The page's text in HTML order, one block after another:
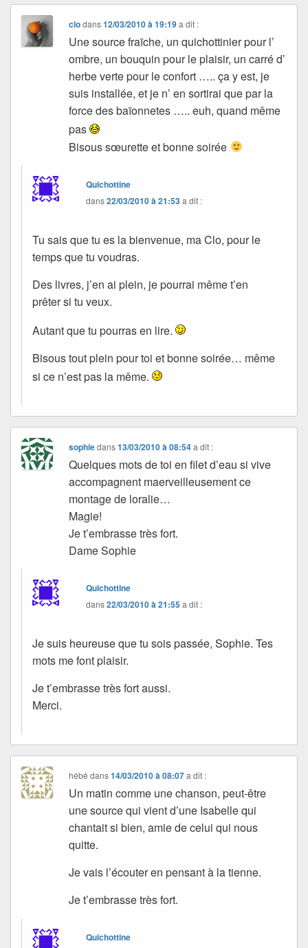
clodans12/03/2010 à 19:19 a dit :
Une source fraïche, un quichottinier pour l’
ombre, un bouquin pour le plaisir, un carré d’
herbe verte pour le confort ….. ça y est, je
suis installée, et je n’ en sortirai que par la
force des baïonnetes ….. euh, quand même
pas
Bisous sœurette et bonne soirée
Quichottine
dans22/03/2010 à 21:53a dit :
Tu sais que tu es la bienvenue, ma Clo, pour le
temps que tu voudras.
Des livres, j’en ai plein, je pourrai même t’en
prêter si tu veux.
Autant que tu pourras en lire.
Bisous tout plein pour toi et bonne soirée… même
si ce n’est pas la même.
sophiedans13/03/2010 à 08:54 a dit :
Quelques mots de toi en filet d’eau si vive
accompagnent maerveilleusement ce
montage de loralie…
Magie!
Je t’embrasse très fort.
Dame Sophie
Quichottine
dans22/03/2010 à 21:55a dit :
Je suis heureuse que tu sois passée, Sophie. Tes
mots me font plaisir.
Je t’embrasse très fort aussi.
Merci.
hébé dans14/03/2010 à 08:07 a dit :
Un matin comme une chanson, peut-être
une source qui vient d’une Isabelle qui
chantait si bien, amie de celui qui nous
quitte.
Je vais l’écouter en pensant à la tienne.
Je t’embrasse très fort.
Quichottine